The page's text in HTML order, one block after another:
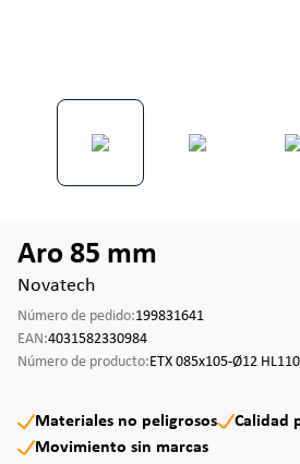
Aro 85 mm
Novatech
Número de pedido:199831641
EAN:4031582330984
Número de producto:ETX 085x105-Ø12
Materiales no peligrosos
Calidad
Movimiento sin marcas